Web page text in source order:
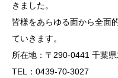
きました。
皆様をあらゆる面から全面
ていきます。
所在地：〒290-0441 千葉
TEL：0439-70-3027